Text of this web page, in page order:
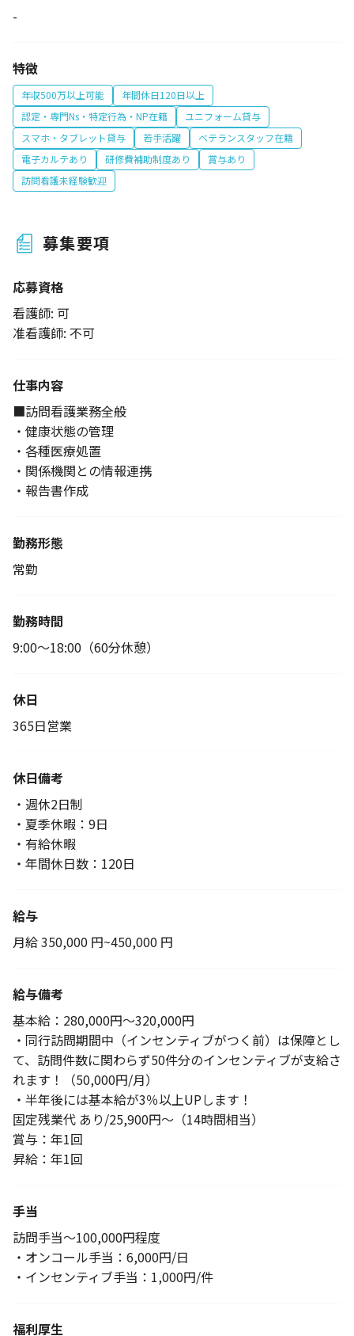
-
特徴
年収500万以上可能
年間休日120日以上
認定・専門Ns・特定行為・NP在籍
ユニフォーム貸与
スマホ・タブレット貸与
若手活躍
ベテランスタッフ在籍
電子カルテあり
研修費補助制度あり
賞与あり
訪問看護未経験歓迎
募集要項
応募資格
看護師: 可
准看護師: 不可
仕事内容
■訪問看護業務全般
・健康状態の管理
・各種医療処置
・関係機関との情報連携
・報告書作成
勤務形態
常勤
勤務時間
9:00～18:00（60分休憩）
休日
365日営業
休日備考
・週休2日制
・夏季休暇：9日
・有給休暇
・年間休日数：120日
給与
月給 350,000 円~450,000 円
給与備考
基本給：280,000円～320,000円
・同行訪問期間中（インセンティブがつく前）は保障とし
て、訪問件数に関わらず50件分のインセンティブが支給さ
れます！（50,000円/月）
・半年後には基本給が3％以上UPします！
固定残業代 あり/25,900円～（14時間相当）
賞与：年1回
昇給：年1回
手当
訪問手当～100,000円程度
・オンコール手当：6,000円/日
・インセンティブ手当：1,000円/件
福利厚生